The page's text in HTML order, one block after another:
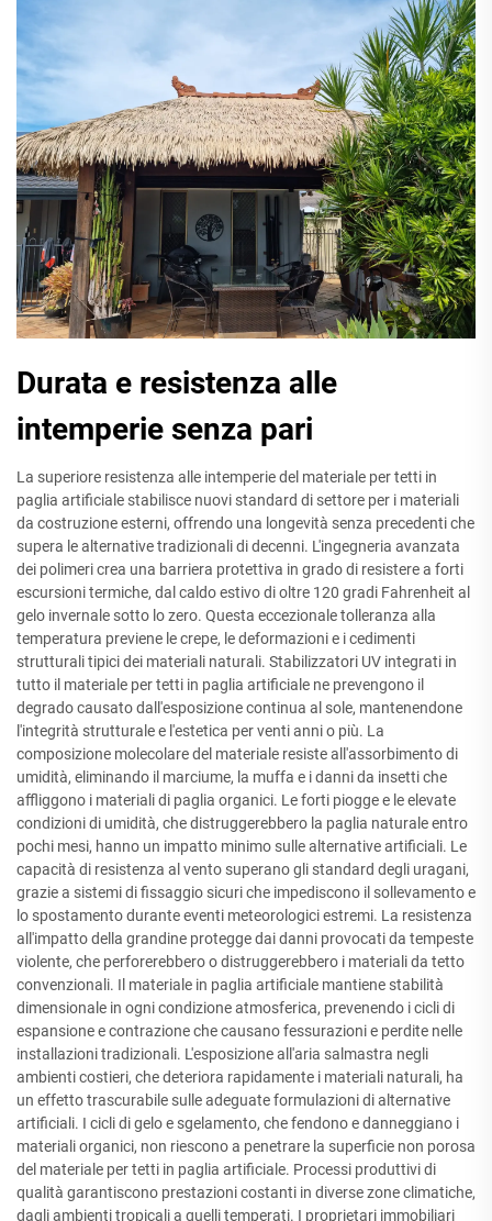
Durata e resistenza alle
intemperie senza pari
La superiore resistenza alle intemperie del materiale per tetti in
paglia artificiale stabilisce nuovi standard di settore per i materiali
da costruzione esterni, offrendo una longevità senza precedenti che
supera le alternative tradizionali di decenni. L'ingegneria avanzata
dei polimeri crea una barriera protettiva in grado di resistere a forti
escursioni termiche, dal caldo estivo di oltre 120 gradi Fahrenheit al
gelo invernale sotto lo zero. Questa eccezionale tolleranza alla
temperatura previene le crepe, le deformazioni e i cedimenti
strutturali tipici dei materiali naturali. Stabilizzatori UV integrati in
tutto il materiale per tetti in paglia artificiale ne prevengono il
degrado causato dall'esposizione continua al sole, mantenendone
l'integrità strutturale e l'estetica per venti anni o più. La
composizione molecolare del materiale resiste all'assorbimento di
umidità, eliminando il marciume, la muffa e i danni da insetti che
affliggono i materiali di paglia organici. Le forti piogge e le elevate
condizioni di umidità, che distruggerebbero la paglia naturale entro
pochi mesi, hanno un impatto minimo sulle alternative artificiali. Le
capacità di resistenza al vento superano gli standard degli uragani,
grazie a sistemi di fissaggio sicuri che impediscono il sollevamento e
lo spostamento durante eventi meteorologici estremi. La resistenza
all'impatto della grandine protegge dai danni provocati da tempeste
violente, che perforerebbero o distruggerebbero i materiali da tetto
convenzionali. Il materiale in paglia artificiale mantiene stabilità
dimensionale in ogni condizione atmosferica, prevenendo i cicli di
espansione e contrazione che causano fessurazioni e perdite nelle
installazioni tradizionali. L'esposizione all'aria salmastra negli
ambienti costieri, che deteriora rapidamente i materiali naturali, ha
un effetto trascurabile sulle adeguate formulazioni di alternative
artificiali. I cicli di gelo e sgelamento, che fendono e danneggiano i
materiali organici, non riescono a penetrare la superficie non porosa
del materiale per tetti in paglia artificiale. Processi produttivi di
qualità garantiscono prestazioni costanti in diverse zone climatiche,
dagli ambienti tropicali a quelli temperati. I proprietari immobiliari